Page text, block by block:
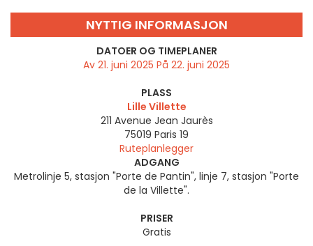
NYTTIG INFORMASJON
DATOER OG TIMEPLANER
Av 21. juni 2025 På 22. juni 2025
PLASS
Lille Villette
211 Avenue Jean Jaurès
75019 Paris 19
Ruteplanlegger
ADGANG
Metrolinje 5, stasjon "Porte de Pantin", linje 7, stasjon "Porte
de la Villette".
PRISER
Gratis